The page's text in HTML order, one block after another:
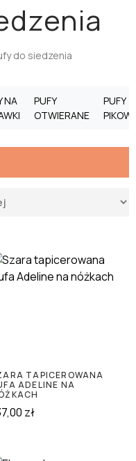
do siedzenia
NA
PUFY
OTWIERANE
PUFY
TAPICEROWANA
ADELINE NA
zł